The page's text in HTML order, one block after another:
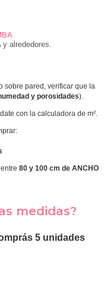
alrededores.
sobre pared, verificar que la
y porosidades).
con la calculadora de m².
80 y 100 cm de ANCHO
medidas?
5 unidades